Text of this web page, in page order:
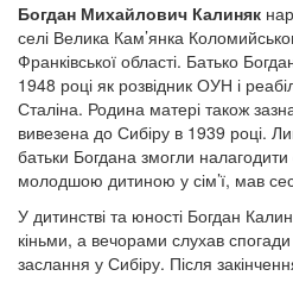
Богдан Михайлович Калиняк
селі Велика Кам’янка
Франківської області. Батько
1948 році як розвідник ОУН і
Сталіна. Родина матері також
вивезена до Сибіру в 1939 році.
батьки Богдана змогли
молодшою дитиною у сім’ї, мав
У дитинстві та юності Богдан
кіньми, а вечорами слухав
заслання у Сибіру. Після